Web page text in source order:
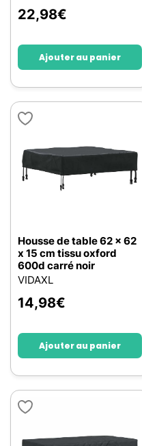
22,98€
Ajouter au panier
Housse de table 62 x 62
x 15 cm tissu oxford
600d carré noir
VIDAXL
14,98€
Ajouter au panier